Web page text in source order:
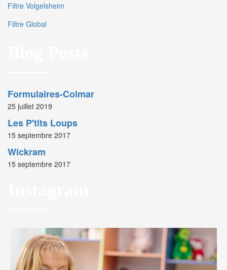
Filtre Volgelsheim
Filtre Global
Formulaires-Colmar
25 juillet 2019
Les P'tits Loups
15 septembre 2017
Wickram
15 septembre 2017